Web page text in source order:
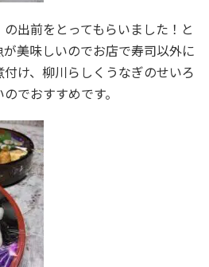
出前をとってもらいました！と
美味しいのでお店で寿司以外に
け、柳川らしくうなぎのせいろ
でおすすめです。